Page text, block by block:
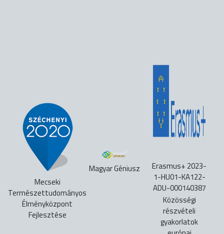
Mecseki
Természettudományos
Élményközpont
Fejlesztése
Magyar Géniusz
Erasmus+ 2023-
1-HU01-KA122-
ADU-000140387
Közösségi
részvételi
gyakorlatok